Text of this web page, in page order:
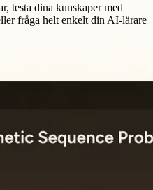
testa dina kunskaper med
fråga helt enkelt din AI-lärare